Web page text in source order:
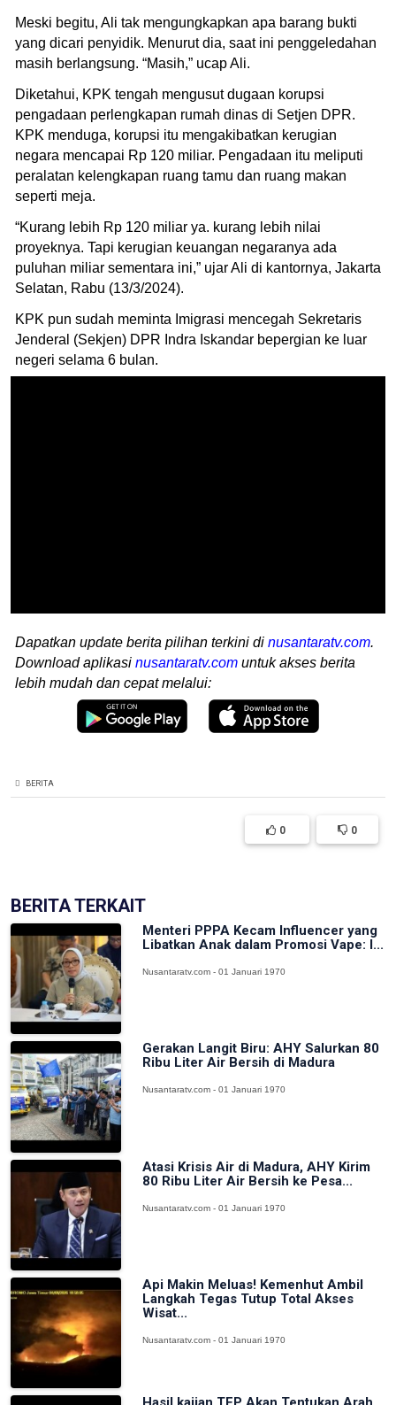
Meski begitu, Ali tak mengungkapkan apa barang bukti
yang dicari penyidik. Menurut dia, saat ini penggeledahan
masih berlangsung. “Masih,” ucap Ali.
Diketahui, KPK tengah mengusut dugaan korupsi
pengadaan perlengkapan rumah dinas di Setjen DPR.
KPK menduga, korupsi itu mengakibatkan kerugian
negara mencapai Rp 120 miliar. Pengadaan itu meliputi
peralatan kelengkapan ruang tamu dan ruang makan
seperti meja.
“Kurang lebih Rp 120 miliar ya. kurang lebih nilai
proyeknya. Tapi kerugian keuangan negaranya ada
puluhan miliar sementara ini,” ujar Ali di kantornya, Jakarta
Selatan, Rabu (13/3/2024).
KPK pun sudah meminta Imigrasi mencegah Sekretaris
Jenderal (Sekjen) DPR Indra Iskandar bepergian ke luar
negeri selama 6 bulan.
Dapatkan update berita pilihan terkini di nusantaratv.com.
Download aplikasi nusantaratv.com untuk akses berita
lebih mudah dan cepat melalui:
BERITA
0 0
BERITA TERKAIT
Menteri PPPA Kecam Influencer yang
Libatkan Anak dalam Promosi Vape: I...
Nusantaratv.com - 01 Januari 1970
Gerakan Langit Biru: AHY Salurkan 80
Ribu Liter Air Bersih di Madura
Nusantaratv.com - 01 Januari 1970
Atasi Krisis Air di Madura, AHY Kirim
80 Ribu Liter Air Bersih ke Pesa...
Nusantaratv.com - 01 Januari 1970
Api Makin Meluas! Kemenhut Ambil
Langkah Tegas Tutup Total Akses
Wisat...
Nusantaratv.com - 01 Januari 1970